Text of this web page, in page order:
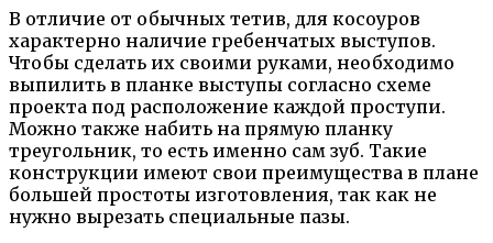
В отличие от обычных тетив, для косоуров
характерно наличие гребенчатых выступов.
Чтобы сделать их своими руками, необходимо
выпилить в планке выступы согласно схеме
проекта под расположение каждой проступи.
Можно также набить на прямую планку
треугольник, то есть именно сам зуб. Такие
конструкции имеют свои преимущества в плане
большей простоты изготовления, так как не
нужно вырезать специальные пазы.